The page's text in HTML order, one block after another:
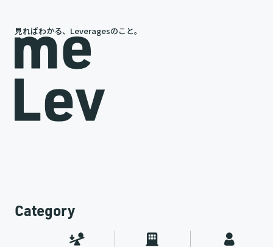
見ればわかる、Leveragesのこと。
槻が語る、レバレジーズの今と未来
代表インタビュー
2026.07.09
Category